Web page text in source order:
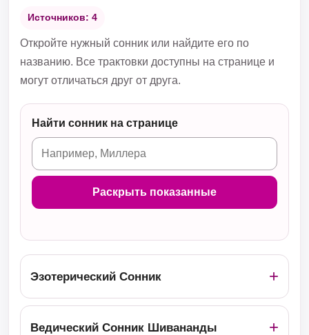
Источников: 4
Откройте нужный сонник или найдите его по
названию. Все трактовки доступны на странице и
могут отличаться друг от друга.
Найти сонник на странице
Раскрыть показанные
Эзотерический Сонник
Ведический Сонник Шивананды